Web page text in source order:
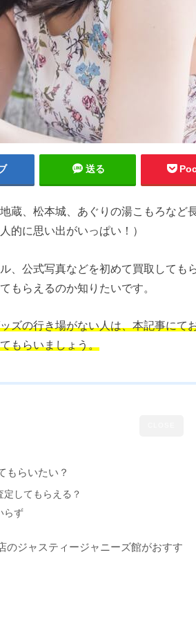
送る
蔵、松本城、あぐりの湯こもろなど
的に思い出がいっぱい！）
、公式写真などを初めて買取しても
もらえるのか知りたいです。
ズの行き場がない人は、本記事にて
もらいましょう。
もらいたい？
してもらえる？
らず
のジャスティージャニーズ館がおすす